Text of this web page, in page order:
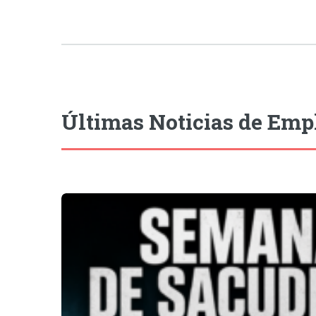
Últimas Noticias de